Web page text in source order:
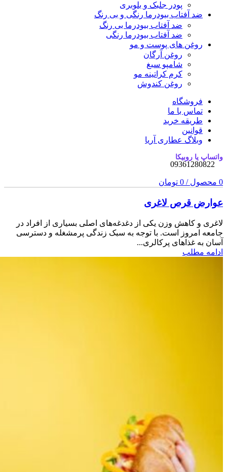
پودر جلبک و بلوبری
ضد آفتاب بیودرما رنگی و بی رنگ
ضد آفتاب بیودرما بی رنگ
ضد آفتاب بیودرما رنگی
روغن های پوست و مو
روغن آرگان
شامپو سبغ
کرم کراتینه مو
روغن کندوش
فروشگاه
تماس با ما
طریقه خرید
قوانین
وبلاگ عطاری آریا
واتساپ یا روبیکا
0 محصول /
0 تومان
عوارض قرص لاغری
لاغری و کاهش وزن یکی از دغدغه‌های اصلی بسیاری از افراد در
جامعه امروز است. با توجه به سبک زندگی پرمشغله و دسترسی
آسان به غذاهای پرکالری...
ادامه مطلب